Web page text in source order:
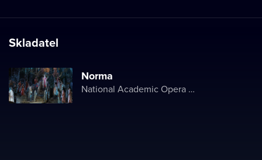
Skladatel
Norma
National Academic Opera and Ballet Theater of Ukraine